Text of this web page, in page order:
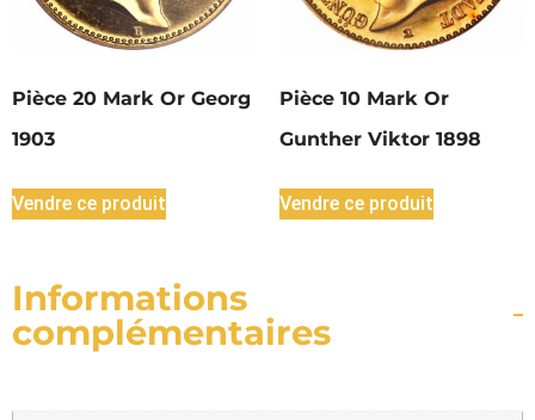
Pièce 20 Mark Or Georg
1903
Vendre ce produit
Pièce 10 Mark Or
Gunther Viktor 1898
Vendre ce produit
Informations
complémentaires